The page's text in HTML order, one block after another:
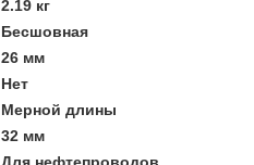
2.19 кг
Бесшовная
26 мм
Нет
Мерной длины
32 мм
Для нефтепроводов